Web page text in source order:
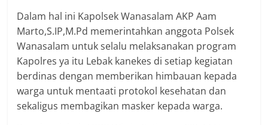
Dalam hal ini Kapolsek Wanasalam AKP Aam
Marto,S.IP,M.Pd memerintahkan anggota Polsek
Wanasalam untuk selalu melaksanakan program
Kapolres ya itu Lebak kanekes di setiap kegiatan
berdinas dengan memberikan himbauan kepada
warga untuk mentaati protokol kesehatan dan
sekaligus membagikan masker kepada warga.